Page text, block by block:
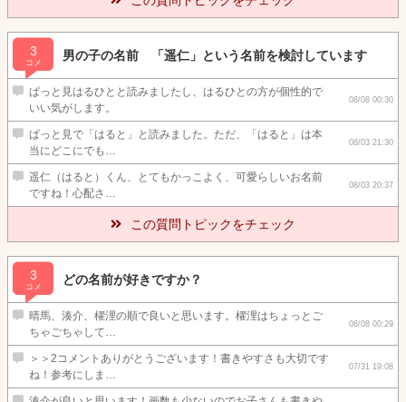
3
コメ
男の子の名前 「遥仁」という名前を検討しています
ぱっと見はるひとと読みましたし、はるひとの方が個性的で
いい気がします。
08/08 00:30
ぱっと見で「はると」と読みました。ただ、「はると」は本
当にどこにでも…
08/03 21:30
遥仁（はると）くん、とてもかっこよく、可愛らしいお名前
ですね！心配さ…
08/03 20:37
この質問トピックをチェック
3
コメ
どの名前が好きですか？
晴馬、湊介、櫂浬の順で良いと思います。櫂浬はちょっとご
ちゃごちゃして…
08/08 00:29
＞＞2コメントありがとうございます！書きやすさも大切です
ね！参考にしま…
07/31 19:08